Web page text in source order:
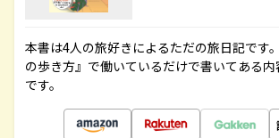
本書は4人の旅好きによるただの旅日記です
の歩き方』で働いているだけで書いてある
です。